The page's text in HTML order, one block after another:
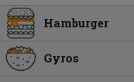
Hamburger
Gyros